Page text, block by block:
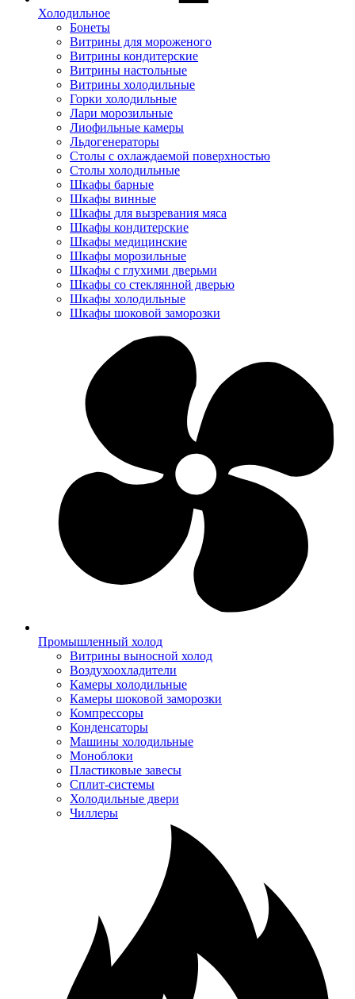
Холодильное
Бонеты
Витрины для мороженого
Витрины кондитерские
Витрины настольные
Витрины холодильные
Горки холодильные
Лари морозильные
Лиофильные камеры
Льдогенераторы
Столы с охлаждаемой поверхностью
Столы холодильные
Шкафы барные
Шкафы винные
Шкафы для вызревания мяса
Шкафы кондитерские
Шкафы медицинские
Шкафы морозильные
Шкафы с глухими дверьми
Шкафы со стеклянной дверью
Шкафы холодильные
Шкафы шоковой заморозки
Промышленный холод
Витрины выносной холод
Воздухоохладители
Камеры холодильные
Камеры шоковой заморозки
Компрессоры
Конденсаторы
Машины холодильные
Моноблоки
Пластиковые завесы
Сплит-системы
Холодильные двери
Чиллеры